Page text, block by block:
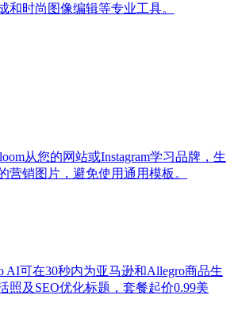
和时尚图像编辑等专业工具。
从您的网站或Instagram学习品牌，生
营销图片，避免使用通用模板。
AI可在30秒内为亚马逊和Allegro商品生
照及SEO优化标题，套餐起价0.99美